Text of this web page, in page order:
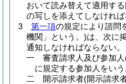
おいて読み替えて適用す
の写しを添えてしなければ
3
第一項の規定により諮問
機関」という。)は、次に
通知しなければならない。
一
審査請求人及び参加人
に規定する参加人をい
二
開示請求者(開示請求